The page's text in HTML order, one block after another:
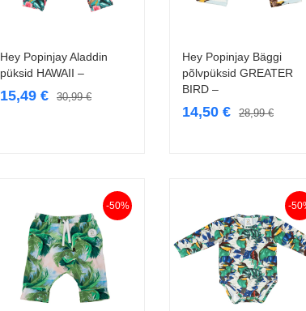
Vali
Hey Popinjay Aladdin
püksid HAWAII –
30,99€
15,49 €
Vali
Hey Popinjay Bäggi
põlvpüksid GREATER
BIRD –
28,99€
14,50 €
-50% -